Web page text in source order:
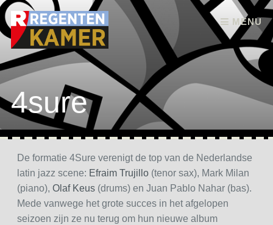
MENU
Skip to content
4sure
De formatie 4Sure verenigt de top van de Nederlandse
latin jazz scene: Efraim Trujillo(tenor sax), Mark Milan
(piano), Olaf Keus(drums) en Juan Pablo Nahar (bas).
Mede vanwege het grote succes in het afgelopen
seizoen zijn ze nu terug om hun nieuwe album